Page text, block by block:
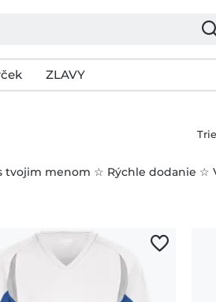
ZLAVY
menom ☆ Rýchle dodanie ☆